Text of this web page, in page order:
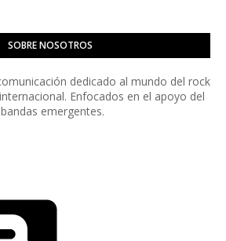
SOBRE NOSOTROS
dedicado al mundo del rock
Enfocados en el apoyo del
emergentes.